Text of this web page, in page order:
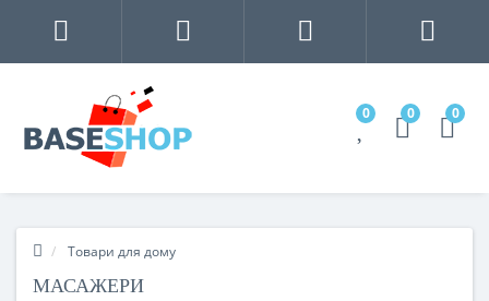
0 0 0
Товари для дому
МАСАЖЕРИ